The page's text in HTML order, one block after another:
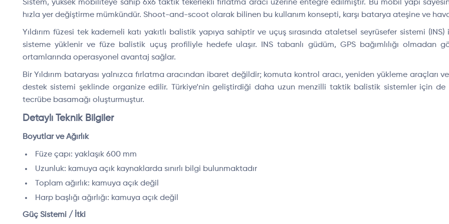
Sistem, yüksek mobiliteye sahip 6x6 taktik tekerlekli fırlatma aracı üzerine entegre edilmiştir. Bu mobil yapı
hızla yer değiştirme mümkündür. Shoot-and-scoot olarak bilinen bu kullanım konsepti, karşı batarya ateşine ve
Yıldırım füzesi tek kademeli katı yakıtlı balistik yapıya sahiptir ve uçuş sırasında ataletsel seyrüsefer sistemi
sisteme yüklenir ve füze balistik uçuş profiliyle hedefe ulaşır. INS tabanlı güdüm, GPS bağımlılığı olmadan
ortamlarında operasyonel avantaj sağlar.
Bir Yıldırım bataryası yalnızca fırlatma aracından ibaret değildir; komuta kontrol aracı, yeniden yükleme araçları
destek sistemi şeklinde organize edilir. Türkiye’nin geliştirdiği daha uzun menzilli taktik balistik sistemler için de
tecrübe basamağı oluşturmuştur.
Detaylı Teknik Bilgiler
Boyutlar ve Ağırlık
Füze çapı: yaklaşık 600 mm
Uzunluk: kamuya açık kaynaklarda sınırlı bilgi bulunmaktadır
Toplam ağırlık: kamuya açık değil
Harp başlığı ağırlığı: kamuya açık değil
Güç Sistemi / İtki